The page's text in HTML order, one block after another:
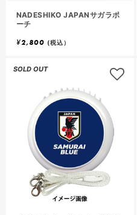
NADESHIKO JAPANサガラポ
ーチ
¥2,800 (税込）
SOLD OUT